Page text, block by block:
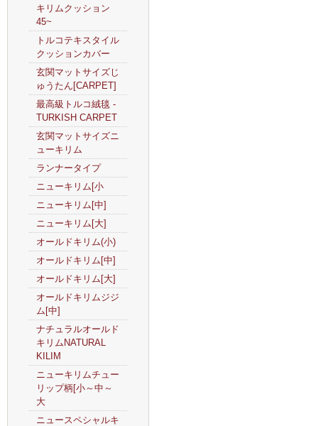
キリムクッション
45~
トルコテキスタイル
クッションカバー
玄関マットサイズじ
ゅうたん[CARPET]
最高級トルコ絨毯 -
TURKISH CARPET
玄関マットサイズニ
ューキリム
ランナータイプ
ニューキリム[小
ニューキリム[中]
ニューキリム[大]
オールドキリム(小)
オールドキリム[中]
オールドキリム[大]
オールドキリムジジ
ム[中]
ナチュラルオールド
キリムNATURAL
KILIM
ニューキリムチュー
リップ柄[小～中～
大
ニュースペシャルキ